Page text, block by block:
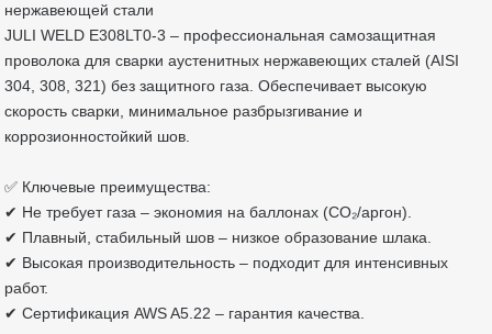
нержавеющей стали
JULI WELD E308LT0-3 – профессиональная самозащитная
проволока для сварки аустенитных нержавеющих сталей (AISI
304, 308, 321) без защитного газа. Обеспечивает высокую
скорость сварки, минимальное разбрызгивание и
коррозионностойкий шов.
✅ Ключевые преимущества:
✔ Не требует газа – экономия на баллонах (CO₂/аргон).
✔ Плавный, стабильный шов – низкое образование шлака.
✔ Высокая производительность – подходит для интенсивных
работ.
✔ Сертификация AWS A5.22 – гарантия качества.